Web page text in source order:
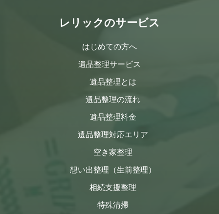
レリックのサービス
はじめての方へ
遺品整理サービス
遺品整理とは
遺品整理の流れ
遺品整理料金
遺品整理対応エリア
空き家整理
想い出整理（生前整理）
相続支援整理
特殊清掃